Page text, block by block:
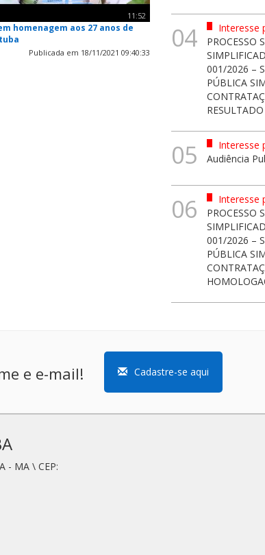
11:52
homenagem aos 27 anos de
Publicada em 18/11/2021 09:40:33 04
Interesse
PROCESSO
001/2026 –
PÚBLICA
05
Interesse
Audiência
06
Interesse
PROCESSO
001/2026 –
PÚBLICA
e e-mail! Cadastre-se aqui
- MA \ CEP: